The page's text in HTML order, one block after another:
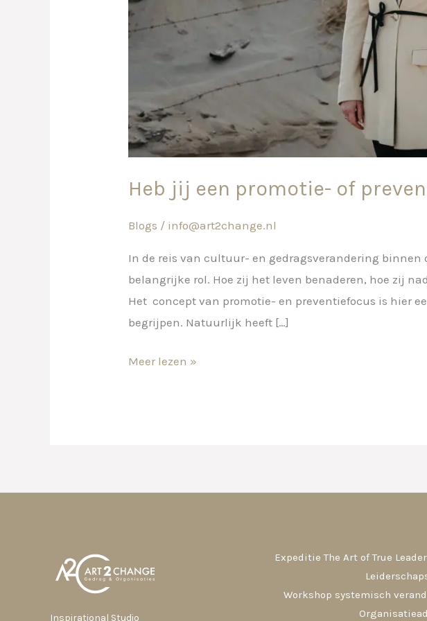
Heb jij een promotie- of
Blogs / info@art2change.nl
In de reis van cultuur- en gedragsverandering binnen
belangrijke rol. Hoe zij het leven benaderen, hoe zij
Het concept van promotie- en preventiefocus is hier
begrijpen. Natuurlijk heeft […]
Meer lezen »
Inspirational Studio
Expeditie The Art of True
Workshop systemisch